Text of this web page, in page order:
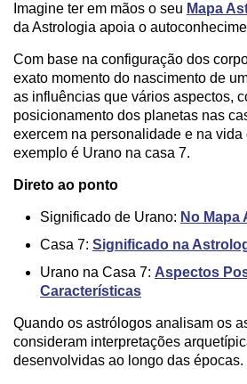
Imagine ter em mãos o seu Mapa
da Astrologia apoia o
Com base na configuração dos
exato momento do nascimento de
as influências que vários aspectos,
posicionamento dos planetas nas
exercem na personalidade e na
exemplo é Urano na casa 7.
Direto ao ponto
Significado de Urano: No Mapa
Casa 7: Significado na
Urano na Casa 7: Aspectos
Características
Quando os astrólogos analisam os
consideram interpretações
desenvolvidas ao longo das épocas.